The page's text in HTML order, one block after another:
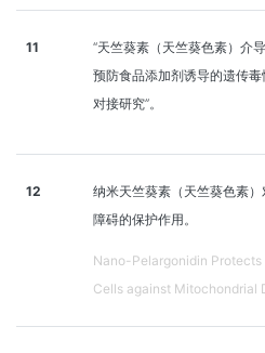
11
“天竺葵素（天竺葵色素）介
预防食品添加剂诱导的遗传
对接研究”。
12
纳米天竺葵素（天竺葵色素
障碍的保护作用。
Nano-Pelargonidin
Cells against Mitochondrial